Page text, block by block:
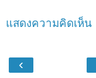
แสดงความคิดเห็น
‹